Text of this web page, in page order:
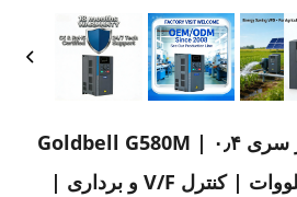
درایو فرکانس متغیر سری Goldbell G580M | ۰٫۴
کیلووات تا ۸۰۰ کیلووات | کنترل V/F و برداری |